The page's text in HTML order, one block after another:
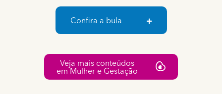
Confira a bula
Veja mais conteúdos
em Mulher e Gestação